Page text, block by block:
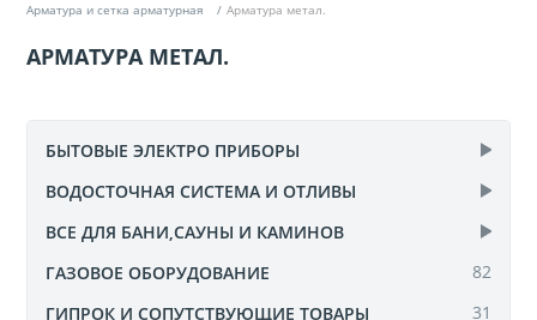
Арматура и сетка арматурная
Арматура метал.
АРМАТУРА МЕТАЛ.
БЫТОВЫЕ ЭЛЕКТРО ПРИБОРЫ
Антенны и комплектующие
44
Плиты электрические
13
Вентиляторы
2
Обогреватели
19
ВОДОСТОЧНАЯ СИСТЕМА И ОТЛИВЫ
Дождеприемники и каналы
7
Металлическая система
2
Система Docke Premium
63
ВСЕ ДЛЯ БАНИ,САУНЫ И КАМИНОВ
Ароматизаторы и веники для бани
10
Декор и мебель для сауны
28
ГАЗОВОЕ ОБОРУДОВАНИЕ
82
ГИПРОК И СОПУТСТВУЮЩИЕ ТОВАРЫ
31